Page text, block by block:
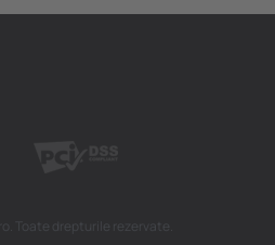
Toate drepturile rezervate.